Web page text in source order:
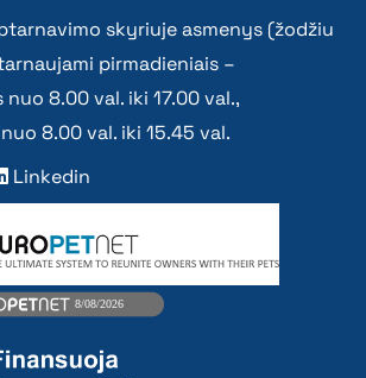
skyriuje asmenys (žodžiu
pirmadieniais –
8.00 val. iki 17.00 val.,
8.00 val. iki 15.45 val.
Linkedin